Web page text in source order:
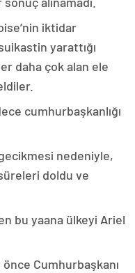
iktidar
yarattığı
daha çok alan ele
cumhurbaşkanlığı
nedeniyle,
doldu ve
bu yaana ülkeyi Ariel
Cumhurbaşkanı